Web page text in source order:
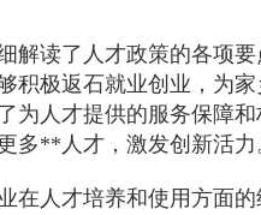
解读了人才政策的各项要
积极返石就业创业，为家
为人才提供的服务保障和
多**人才，激发创新活力
在人才培养和使用方面的